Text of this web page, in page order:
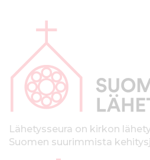
p
kLähetysseura on kirkon
Suomen suurimmista